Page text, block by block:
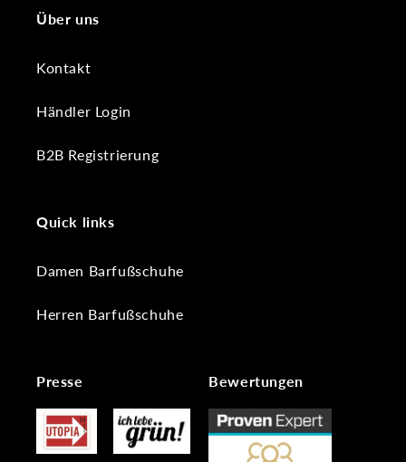
Über uns
Kontakt
Händler Login
B2B Registrierung
Quick links
Damen Barfußschuhe
Herren Barfußschuhe
Presse Bewertungen